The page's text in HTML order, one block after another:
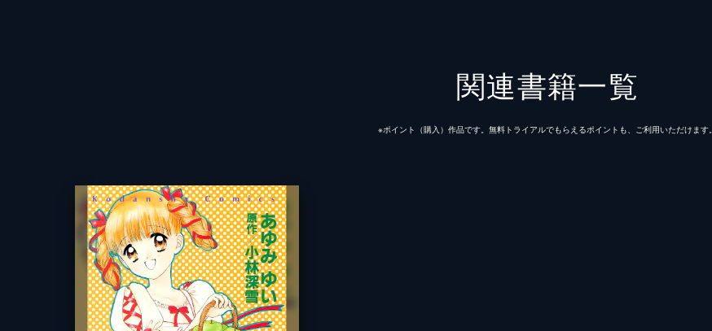
関連書籍一覧
※ポイント（購⼊）作品です。無料トライアルでもらえるポイントも、ご利⽤いただけます。